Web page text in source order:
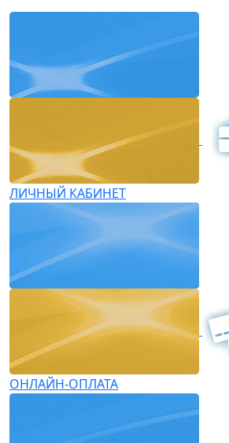
ЛИЧНЫЙ КАБИНЕТ
ОНЛАЙН-ОПЛАТА